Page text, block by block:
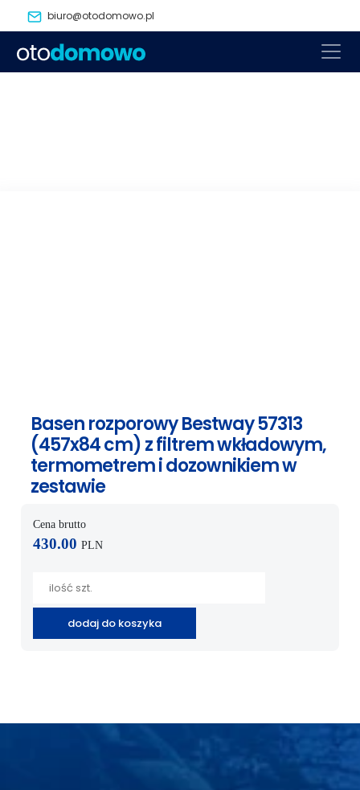
biuro@otodomowo.pl
Basen rozporowy Bestway 57313
(457x84 cm) z filtrem wkładowym,
termometrem i dozownikiem w
zestawie
Cena brutto
430.00 PLN
dodaj do koszyka